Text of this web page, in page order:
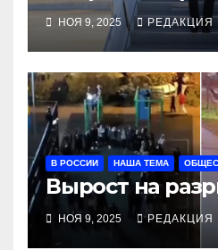
с визитом в
НОЯ 9, 2025 РЕДАКЦИЯ
В РОССИИ НАША ТЕМА
Вырост на
НОЯ 9, 2025 РЕДАКЦИЯ